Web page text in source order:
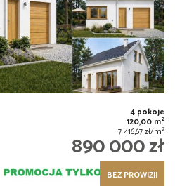
4 pokoje
120,00 m2
7 416,67 zł/m2
890 000 zł
BEZ PROWIZJI